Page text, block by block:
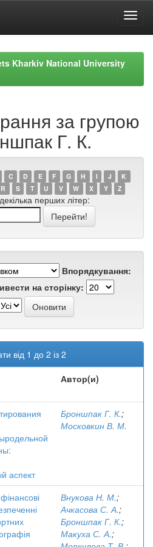
Kharkiv National University
за групою
Г. К.
C D E F G H I J
K
R S T U V W X Y Z
перших літер:
Впорядкування:
на сторінку:
від 1 до 2 із 2
Автор(и)
аспект
Броншпак Г. К.;
Московкин В. М.
Внукова Н. М.;
Ачкасова С. А.;
Броншпак Г. К.;
Макуха С. А.;